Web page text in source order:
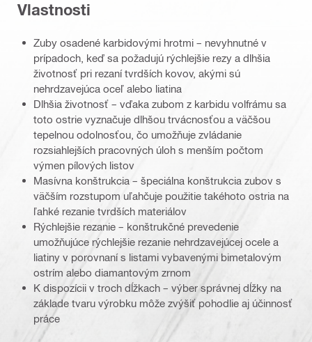
Vlastnosti
Zuby osadené karbidovými hrotmi – nevyhnutné v
prípadoch, keď sa požadujú rýchlejšie rezy a dlhšia
životnosť pri rezaní tvrdších kovov, akými sú
nehrdzavejúca oceľ alebo liatina
Dlhšia životnosť – vďaka zubom z karbidu volfrámu sa
toto ostrie vyznačuje dlhšou trvácnosťou a väčšou
tepelnou odolnosťou, čo umožňuje zvládanie
rozsiahlejších pracovných úloh s menším počtom
výmen pílových listov
Masívna konštrukcia – špeciálna konštrukcia zubov s
väčším rozstupom uľahčuje použitie takéhoto ostria na
ľahké rezanie tvrdších materiálov
Rýchlejšie rezanie – konštrukčné prevedenie
umožňujúce rýchlejšie rezanie nehrdzavejúcej ocele a
liatiny v porovnaní s listami vybavenými bimetalovým
ostrím alebo diamantovým zrnom
K dispozícii v troch dĺžkach – výber správnej dĺžky na
základe tvaru výrobku môže zvýšiť pohodlie aj účinnosť
práce